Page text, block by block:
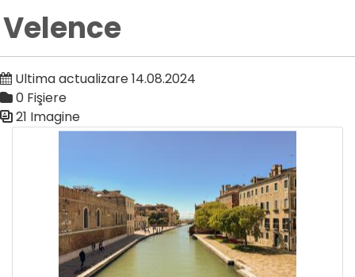
Velence
Ultima actualizare 14.08.2024
0 Fişiere
21 Imagine
Galerie media